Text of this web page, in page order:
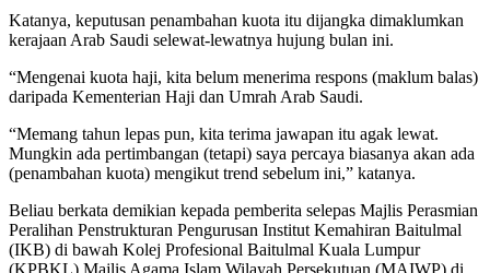
Katanya, keputusan penambahan kuota itu dijangka dimaklumkan
kerajaan Arab Saudi selewat-lewatnya hujung bulan ini.
“Mengenai kuota haji, kita belum menerima respons (maklum balas)
daripada Kementerian Haji dan Umrah Arab Saudi.
“Memang tahun lepas pun, kita terima jawapan itu agak lewat.
Mungkin ada pertimbangan (tetapi) saya percaya biasanya akan ada
(penambahan kuota) mengikut trend sebelum ini,” katanya.
Beliau berkata demikian kepada pemberita selepas Majlis Perasmian
Peralihan Penstrukturan Pengurusan Institut Kemahiran Baitulmal
(IKB) di bawah Kolej Profesional Baitulmal Kuala Lumpur
(KPBKL) Majlis Agama Islam Wilayah Persekutuan (MAIWP) di